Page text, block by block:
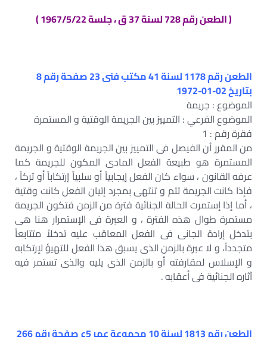
( الطعن رقم 728 لسنة 37 ق ، جلسة 1967/5/22 )
الطعن رقم 1178 لسنة 41 مكتب فنى 23 صفحة رقم 8
بتاريخ 02-01-1972
الموضوع : جريمة
الموضوع الفرعي : التمييز بين الجريمة الوقتية و المستمرة
فقرة رقم : 1
من المقرر أن الفيصل فى التمييز بين الجريمة الوقتية و الجريمة
المستمرة هو طبيعة الفعل المادى المكون للجريمة كما
عرفه القانون ، سواء كان الفعل إيجابياً أو سلبياً إرتكاباً أو تركاً ،
فإذا كانت الجريمة تتم و تنتهى بمجرد إتيان الفعل كانت وقتية
، أما إذا إستمرت الحالة الجنائية فترة من الزمن فتكون الجريمة
مستمرة طوال هذه الفترة ، و العبرة فى الإستمرار هنا هى
بتدخل إرادة الجانى فى الفعل المعاقب عليه تدخلاً متتابعاً
متجدداً، و لا عبرة بالزمن الذى يسبق هذا الفعل للتهيؤ لإرتكابه
و الإسلاس لمقارفته أو بالزمن الذى يليه والذى تستمر فيه
آثاره الجنائية فى أعقابه .
الطعن رقم 1813 لسنة 10 مجموعة عمر 5ع صفحة رقم 266